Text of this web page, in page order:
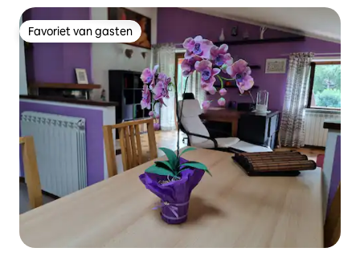
Favoriet van gasten
Favoriet van gasten